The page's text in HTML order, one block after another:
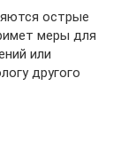
острые
меры для
или
другого